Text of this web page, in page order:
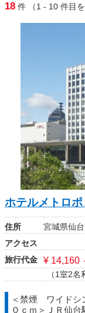
18 件 （1 - 10 件目を
ホテルメトロ
住所
宮城県仙
アクセス
旅行代金
¥ 14,160
（1室2名
＜禁煙 ワイドシ
０ｃｍ＞ＪＲ仙台